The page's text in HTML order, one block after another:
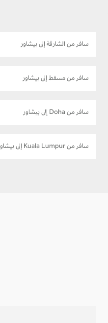
سافر من الشارقة إلى بيشاور
سافر من مسقط إلى بيشاور
سافر من Doha إلى بيشاور
سافر من Kuala Lumpur إلى بيشاور